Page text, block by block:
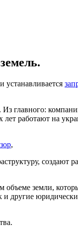
устанавливается
Из главного:
работают на
,
создают
объеме земли,
другие